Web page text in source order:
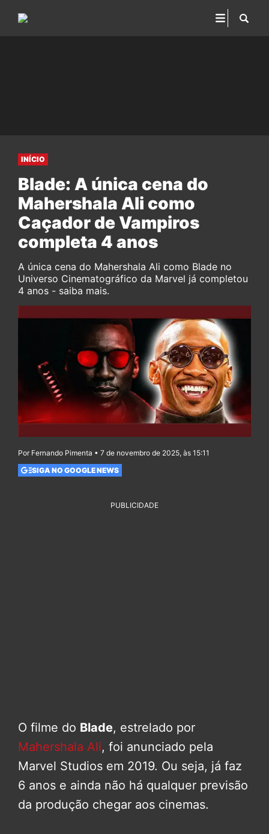
INÍCIO
Blade: A única cena do
Mahershala Ali como
Caçador de Vampiros
completa 4 anos
A única cena do Mahershala Ali como Blade no
Universo Cinematográfico da Marvel já completou
4 anos - saiba mais.
Por Fernando Pimenta • 7 de novembro de 2025, às 15:11
SIGA NO GOOGLE NEWS
PUBLICIDADE
O filme do Blade, estrelado por
Mahershala Ali, foi anunciado pela
Marvel Studios em 2019. Ou seja, já faz
6 anos e ainda não há qualquer previsão
da produção chegar aos cinemas.